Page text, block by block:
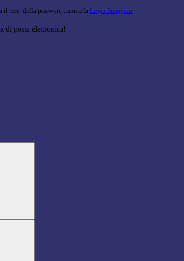
il reset della password tramite la Login Spaggiari
di posta elettronica!